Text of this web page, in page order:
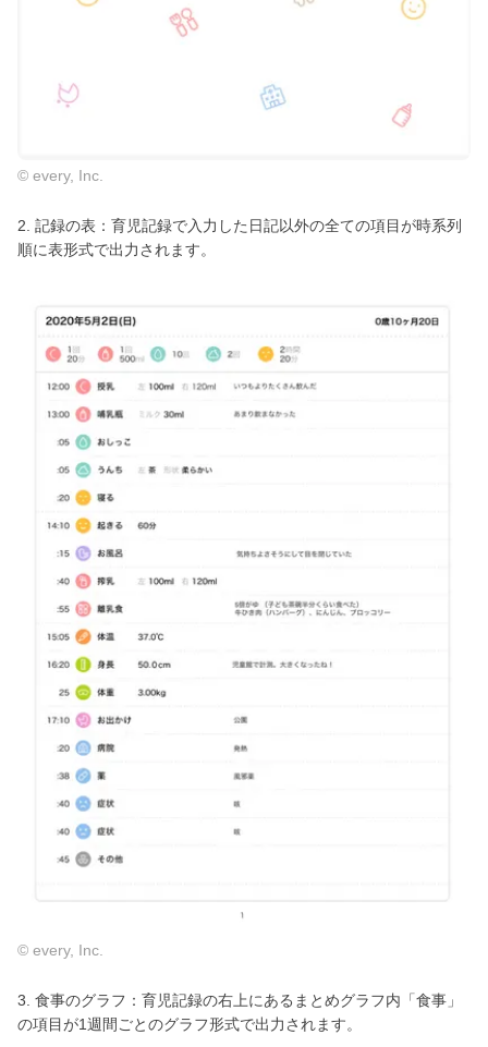
© every, Inc.
2. 記録の表：育児記録で入力した日記以外の全ての項目が時系列
順に表形式で出力されます。
© every, Inc.
3. 食事のグラフ：育児記録の右上にあるまとめグラフ内「食事」
の項目が1週間ごとのグラフ形式で出力されます。